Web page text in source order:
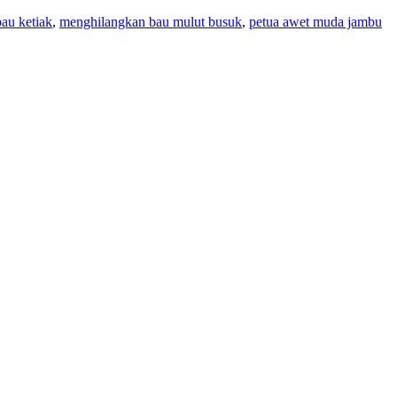
ketiak, menghilangkan bau mulut busuk, petua awet muda jambu